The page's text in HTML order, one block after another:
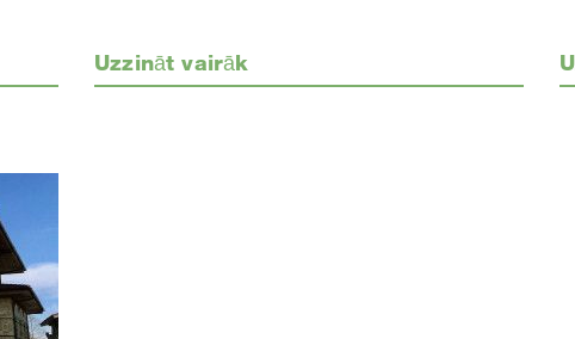
Uzzināt vairāk